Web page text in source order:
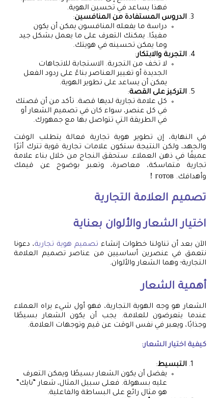
فهذا يساعد في تحسين الهوية.
الدروس المستفادة من المنافسين:
دراسة ما يفعله المنافسون يمكن أن يكون
مفيدًا. يمكنك التعرف على ما يعمل بشكل جيد
وما يمكن تحسينه في هويتك.
التجربة والابتكار:
لا تخف من التجربة. الاستجابة للاتجاهات
الجديدة أو تغيير العناصر بناءً على ردود الفعل
يمكن أن يساعد على تطوير الهوية.
التركيز على القصة:
كل علامة تجارية لديها قصة. تأكد من أن قصتك
في كل عنصر، سواء كان في تصميم الشعار أو
في الطريقة التي تتواصل بها مع جمهورك.
في النهاية، إن تطوير هوية تجارية فعالة يتطلب الوقت
والجهد، ولكن النتيجة ستكون علامات تجارية قوية تترك أثرًا
عميقًا في ذهن العملاء. ستحقق النجاح من خلال بناء علامة
تجارية متماسكة، معاصرة، وتعبر بوضوح عن قيمك
وأهدافك. готов！
تصميم العلامة التجارية
اختيار الشعار والألوان بعناية
الآن بعد أن تناولنا خطوات إنشاء تصميم هوية تجارية، دعونا
نتعمق في عنصرين أساسيين من عناصر تصميم العلامة
التجارية؛ وهما الشعار والألوان.
أهمية الشعار
الشعار هو وجه الهوية التجارية، فهو أول شيء يراه العملاء
عندما يتعرضون للعلامة. يجب أن يكون الشعار بسيطًا
وجذابًا، ويعبر في نفس الوقت عن قيم وتوجهات العلامة.
كيفية اختيار الشعار:
التبسيط:
يفضل أن يكون الشعار بسيطًا ويمكن التعرف
عليه بسهولة. فعلى سبيل المثال، شعار “نايك”
هو مثال رائع على البساطة والفاعلية.